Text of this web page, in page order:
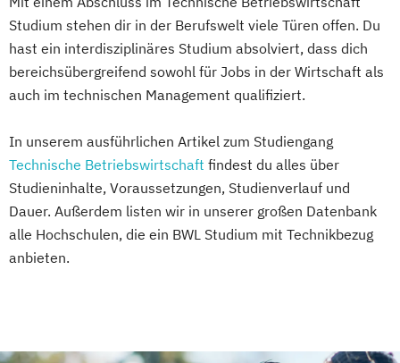
Studium stehen dir in der Berufswelt viele Türen offen. Du
hast ein interdisziplinäres Studium absolviert, dass dich
bereichsübergreifend sowohl für Jobs in der Wirtschaft als
auch im technischen Management qualifiziert.
In unserem ausführlichen Artikel zum Studiengang
Technische Betriebswirtschaft findest du alles über
Studieninhalte, Voraussetzungen, Studienverlauf und
Dauer. Außerdem listen wir in unserer großen Datenbank
alle Hochschulen, die ein BWL Studium mit Technikbezug
anbieten.